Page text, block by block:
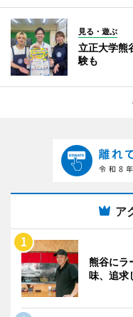
見る・遊ぶ
立正大学熊
験も
ア
熊谷にラ
味、追求